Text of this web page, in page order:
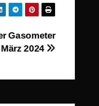
Gasometer
2024